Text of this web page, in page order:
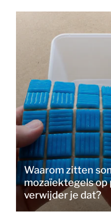
Waarom zitten
mozaïektegels op
verwijder je dat?